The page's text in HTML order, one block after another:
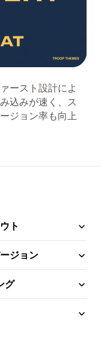
ースト設計によ
込みが速く、ス
ジョン率も向上
ト
ジョン
グ